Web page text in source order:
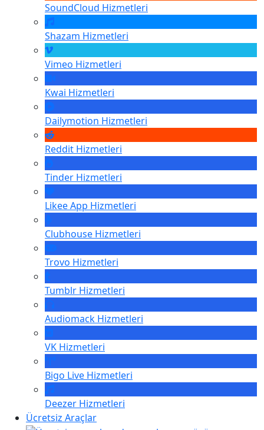
SoundCloud Hizmetleri
Shazam Hizmetleri
Vimeo Hizmetleri
Kwai Hizmetleri
Dailymotion Hizmetleri
Reddit Hizmetleri
Tinder Hizmetleri
Likee App Hizmetleri
Clubhouse Hizmetleri
Trovo Hizmetleri
Tumblr Hizmetleri
Audiomack Hizmetleri
VK Hizmetleri
Bigo Live Hizmetleri
Deezer Hizmetleri
Ücretsiz Araçlar